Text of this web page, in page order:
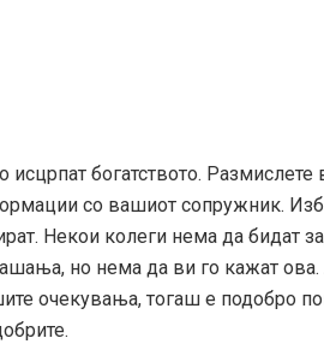
богатството.
со вашиот сопружник.
Некои колеги нема да бидат
но нема да ви го кажат ова.
очекувања, тогаш е подобро